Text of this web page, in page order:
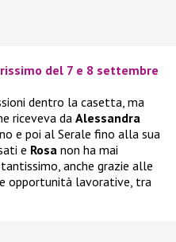
del 7 e 8 settembre
dentro la casetta, ma
riceveva da Alessandra
e poi al Serale fino alla sua
e Rosa non ha mai
anche grazie alle
opportunità lavorative, tra